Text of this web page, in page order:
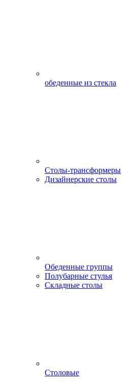
обеденные из стекла
Столы-трансформеры
Дизайнерские столы
Обеденные группы
Полубарные стулья
Складные столы
Столовые